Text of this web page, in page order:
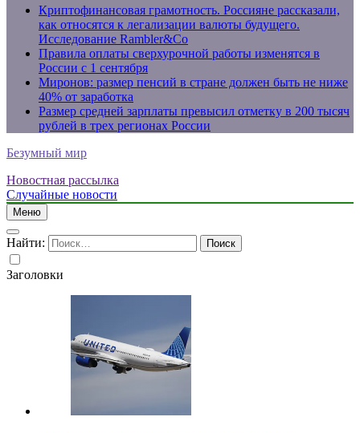
Криптофинансовая грамотность. Россияне рассказали,
как относятся к легализации валюты будущего.
Исследование Rambler&Co
Правила оплаты сверхурочной работы изменятся в
России с 1 сентября
Миронов: размер пенсий в стране должен быть не ниже
40% от заработка
Размер средней зарплаты превысил отметку в 200 тысяч
рублей в трех регионах России
Безумный мир
Новостная рассылка
Случайные новости
Меню
Найти:
Заголовки